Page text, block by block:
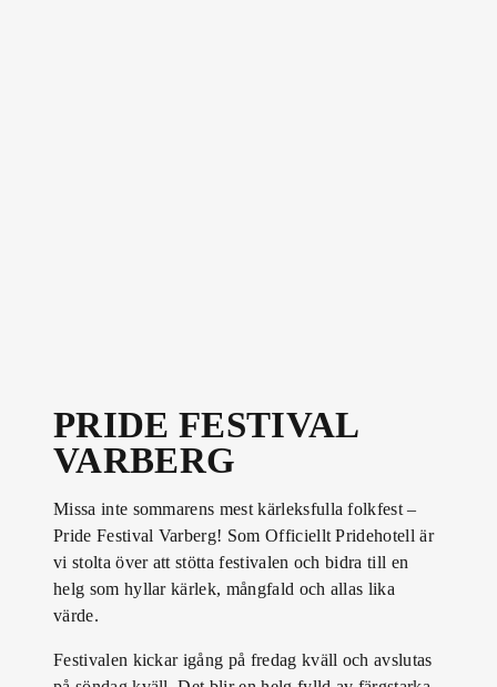
PRIDE FESTIVAL
VARBERG
Missa inte sommarens mest kärleksfulla folkfest –
Pride Festival Varberg! Som Officiellt Pridehotell är
vi stolta över att stötta festivalen och bidra till en
helg som hyllar kärlek, mångfald och allas lika
värde.
Festivalen kickar igång på fredag kväll och avslutas